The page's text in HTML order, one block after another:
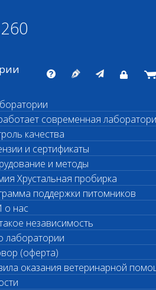
БИО
лаборатория
современная
качества
и сертификаты
и методы
Хрустальная пробирка
поддержки питомников
нас
независимость
лаборатории
(оферта)
оказания ветеринарной